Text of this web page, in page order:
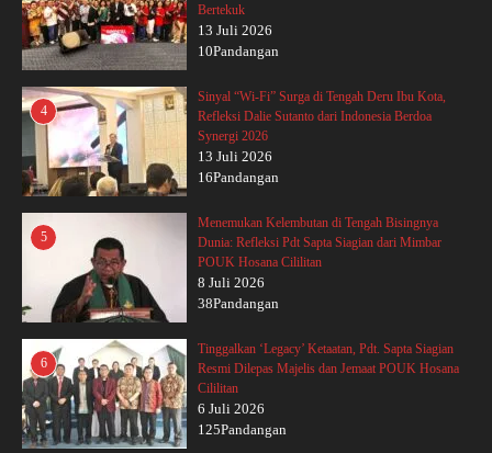
Bertekuk
13 Juli 2026
10Pandangan
4
Sinyal “Wi-Fi” Surga di Tengah Deru Ibu Kota,
Refleksi Dalie Sutanto dari Indonesia Berdoa
Synergi 2026
13 Juli 2026
16Pandangan
5
Menemukan Kelembutan di Tengah Bisingnya
Dunia: Refleksi Pdt Sapta Siagian dari Mimbar
POUK Hosana Cililitan
8 Juli 2026
38Pandangan
6
Tinggalkan ‘Legacy’ Ketaatan, Pdt. Sapta Siagian
Resmi Dilepas Majelis dan Jemaat POUK Hosana
Cililitan
6 Juli 2026
125Pandangan